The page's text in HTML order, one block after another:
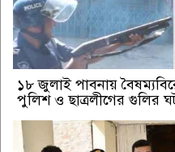
১৮ জুলাই পাবনায়
পুলিশ ও ছাত্রলীগের গুলির